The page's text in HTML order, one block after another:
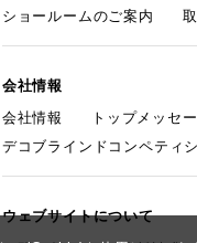
ショールームのご案内
会社情報
会社情報
トップメッセ
デコブラインドコンペティ
ウェブサイトについて